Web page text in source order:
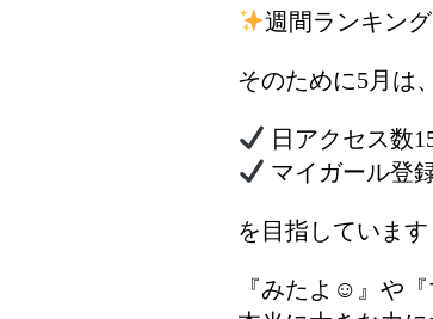
週間ランキン
そのために5月は、
日アクセス数
マイガール登
を目指しています
『みたよ☺︎』や